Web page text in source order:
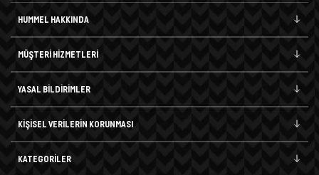
HUMMEL HAKKINDA
MÜŞTERİ HİZMETLERİ
YASAL BİLDİRİMLER
KİŞİSEL VERİLERİN KORUNMASI
KATEGORİLER